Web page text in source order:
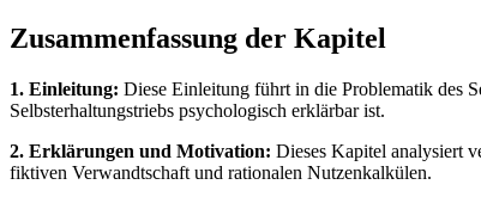
Zusammenfassung der Kapitel
1. Einleitung: Diese Einleitung führt in die Problematik des
Selbsterhaltungstriebs psychologisch erklärbar ist.
2. Erklärungen und Motivation: Dieses Kapitel analysiert
fiktiven Verwandtschaft und rationalen Nutzenkalkülen.